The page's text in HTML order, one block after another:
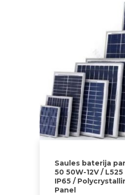
Saules baterija
50 50W-12V /
IP65 /
Panel